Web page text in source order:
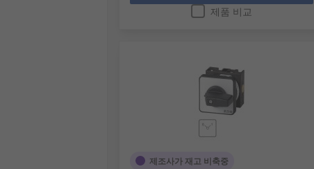
제품 비교
제조사가 재고 비축중